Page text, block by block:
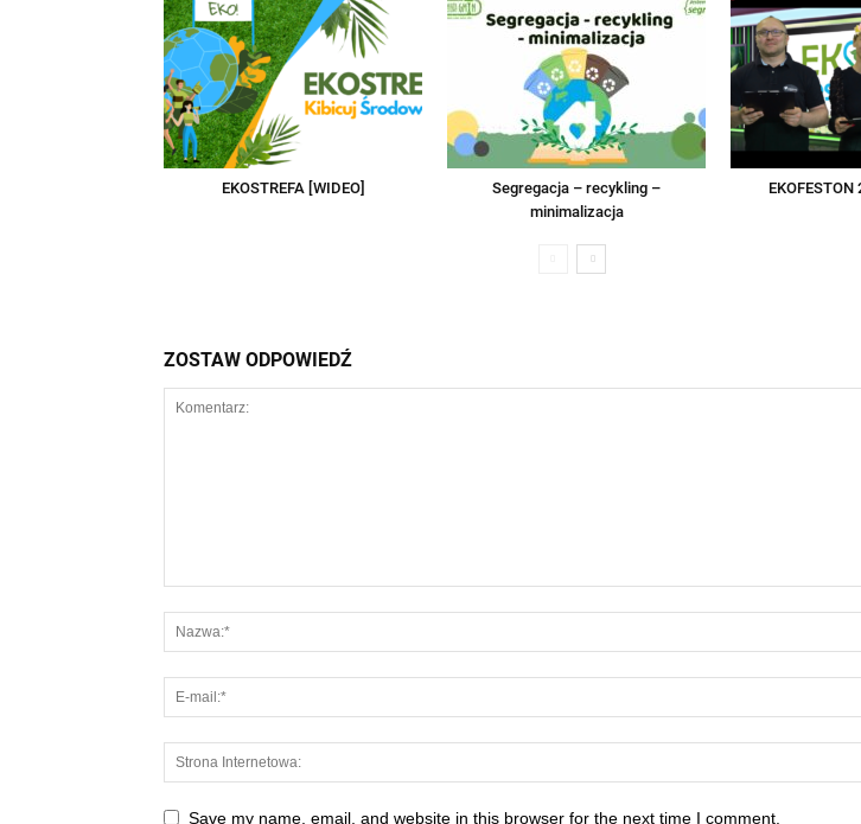
EKOSTREFA [WIDEO]
Segregacja – recykling –
minimalizacja
EKOFESTON
ZOSTAW ODPOWIEDŹ
Save my name, email, and website in this browser for the next time I comment.